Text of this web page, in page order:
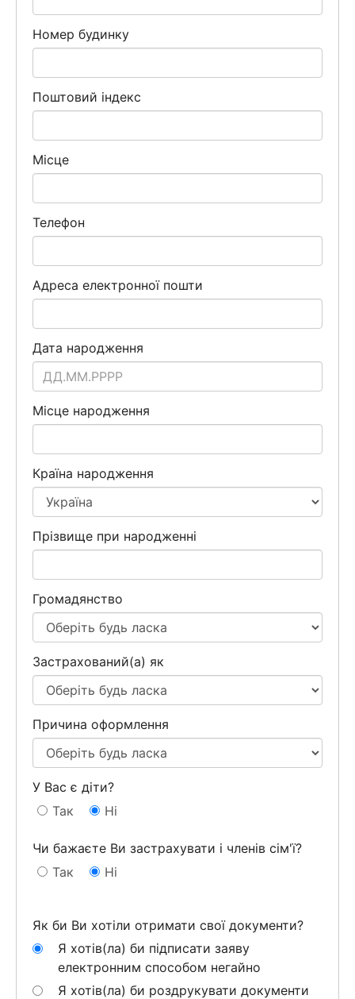
Номер будинку
Поштовий індекс
Місце
Телефон
Адреса електронної пошти
Дата народження
Місце народження
Країна народження
Прізвище при народженні
Громадянство
Застрахований(а) як
Причина оформлення
У Вас є діти?
Так
Ні
Чи бажаєте Ви застрахувати і членів сім'ї?
Так
Ні
Як би Ви хотіли отримати свої документи?
Я хотів(ла) би підписати заяву
електронним способом негайно
Я хотів(ла) би роздрукувати документи